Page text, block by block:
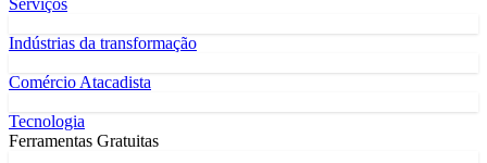
Serviços
Indústrias da transformação
Comércio Atacadista
Tecnologia
Ferramentas Gratuitas